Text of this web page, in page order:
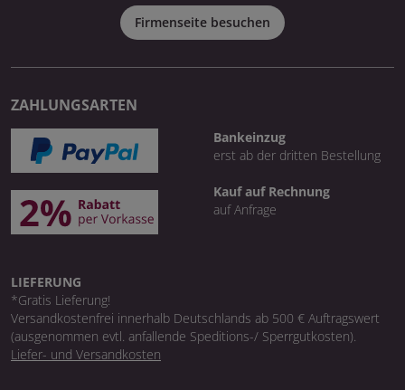
Firmenseite besuchen
ZAHLUNGSARTEN
Bankeinzug
erst ab der dritten Bestellung
Kauf auf Rechnung
auf Anfrage
LIEFERUNG
*Gratis Lieferung!
Versandkostenfrei innerhalb Deutschlands ab 500 € Auftragswert
(ausgenommen evtl. anfallende Speditions-/ Sperrgutkosten).
Liefer- und Versandkosten